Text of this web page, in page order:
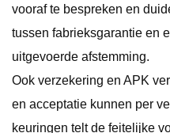
vooraf te bespreken en
tussen fabrieksgarantie en
uitgevoerde afstemming.
Ook verzekering en APK
en acceptatie kunnen per
keuringen telt de feitelijke